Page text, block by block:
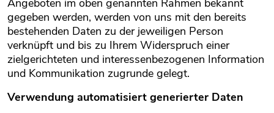
Angeboten im oben genannten Rahmen bekannt
gegeben werden, werden von uns mit den bereits
bestehenden Daten zu der jeweiligen Person
verknüpft und bis zu Ihrem Widerspruch einer
zielgerichteten und interessenbezogenen Information
und Kommunikation zugrunde gelegt.
Verwendung automatisiert generierter Daten